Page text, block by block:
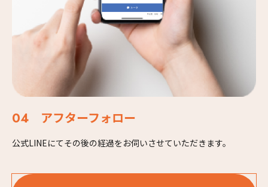
アフターフォロー
公式LINEにてその後の経過をお伺いさせていただきます。